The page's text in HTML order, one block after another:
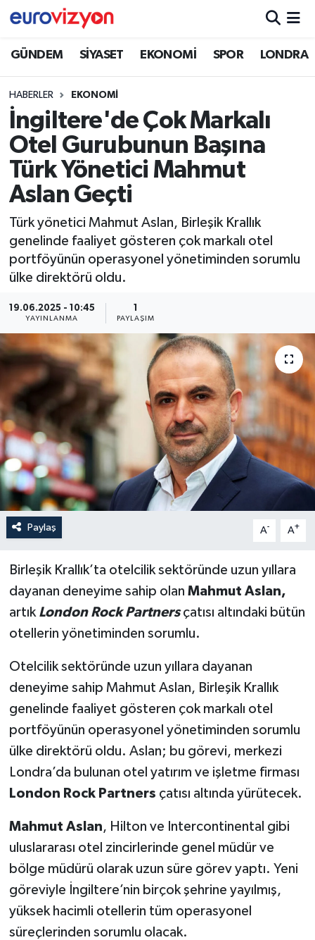
GÜNDEM SİYASET EKONOMİ SPOR LONDRA
HABERLER EKONOMİ
İngiltere'de Çok Markalı
Otel Gurubunun Başına
Türk Yönetici Mahmut
Aslan Geçti
Türk yönetici Mahmut Aslan, Birleşik Krallık
genelinde faaliyet gösteren çok markalı otel
portföyünün operasyonel yönetiminden sorumlu
ülke direktörü oldu.
19.06.2025 - 10:45
YAYINLANMA
1
PAYLAŞIM
Paylaş A- A+
Birleşik Krallık’ta otelcilik sektöründe uzun yıllara
dayanan deneyime sahip olan Mahmut Aslan,
artık London Rock Partnersçatısı altındaki bütün
otellerin yönetiminden sorumlu.
Otelcilik sektöründe uzun yıllara dayanan
deneyime sahip Mahmut Aslan, Birleşik Krallık
genelinde faaliyet gösteren çok markalı otel
portföyünün operasyonel yönetiminden sorumlu
ülke direktörü oldu. Aslan; bu görevi, merkezi
Londra’da bulunan otel yatırım ve işletme firması
London Rock Partners çatısı altında yürütecek.
Mahmut Aslan, Hilton ve Intercontinental gibi
uluslararası otel zincirlerinde genel müdür ve
bölge müdürü olarak uzun süre görev yaptı. Yeni
göreviyle İngiltere’nin birçok şehrine yayılmış,
yüksek hacimli otellerin tüm operasyonel
süreçlerinden sorumlu olacak.